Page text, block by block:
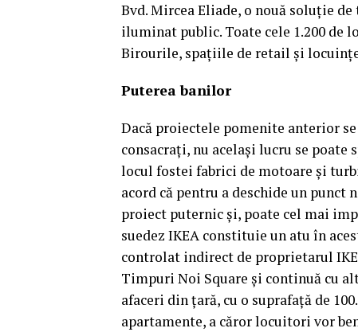
Bvd. Mircea Eliade, o nouă soluţie
iluminat public. Toate cele 1.200 de
Birourile, spaţiile de retail şi
Puterea banilor
Dacă proiectele pomenite anterior
consacraţi, nu acelaşi lucru se poate
locul fostei fabrici de motoare şi
acord că pentru a deschide un
proiect puternic şi, poate cel mai
suedez IKEA constituie un atu în
controlat indirect de proprietarul
Timpuri Noi Square şi continuă cu
afaceri din ţară, cu o suprafaţă de
apartamente, a căror locuitori vor